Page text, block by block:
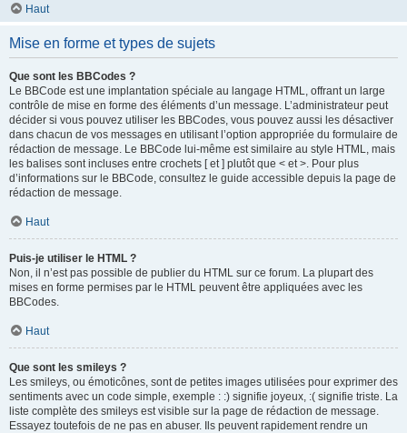
Haut
Mise en forme et types de sujets
Que sont les BBCodes ?
Le BBCode est une implantation spéciale au langage HTML, offrant un large
contrôle de mise en forme des éléments d’un message. L’administrateur peut
décider si vous pouvez utiliser les BBCodes, vous pouvez aussi les désactiver
dans chacun de vos messages en utilisant l’option appropriée du formulaire de
rédaction de message. Le BBCode lui-même est similaire au style HTML, mais
les balises sont incluses entre crochets [ et ] plutôt que < et >. Pour plus
d’informations sur le BBCode, consultez le guide accessible depuis la page de
rédaction de message.
Haut
Puis-je utiliser le HTML ?
Non, il n’est pas possible de publier du HTML sur ce forum. La plupart des
mises en forme permises par le HTML peuvent être appliquées avec les
BBCodes.
Haut
Que sont les smileys ?
Les smileys, ou émoticônes, sont de petites images utilisées pour exprimer des
sentiments avec un code simple, exemple : :) signifie joyeux, :( signifie triste. La
liste complète des smileys est visible sur la page de rédaction de message.
Essayez toutefois de ne pas en abuser. Ils peuvent rapidement rendre un